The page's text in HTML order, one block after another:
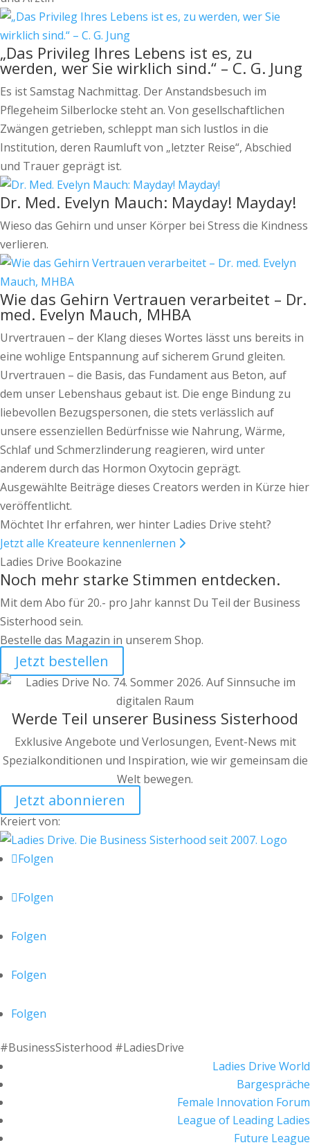
„Das Privileg Ihres Lebens ist es, zu
werden, wer Sie wirklich sind.“ – C. G. Jung
Es ist Samstag Nachmittag. Der Anstandsbesuch im
Pflegeheim Silberlocke steht an. Von gesellschaftlichen
Zwängen getrieben, schleppt man sich lustlos in die
Institution, deren Raumluft von „letzter Reise“, Abschied
und Trauer geprägt ist.
Dr. Med. Evelyn Mauch: Mayday! Mayday!
Wieso das Gehirn und unser Körper bei Stress die Kindness
verlieren.
Wie das Gehirn Vertrauen verarbeitet – Dr.
med. Evelyn Mauch, MHBA
Urvertrauen – der Klang dieses Wortes lässt uns bereits in
eine wohlige Entspannung auf sicherem Grund gleiten.
Urvertrauen – die Basis, das Fundament aus Beton, auf
dem unser Lebenshaus gebaut ist. Die enge Bindung zu
liebevollen Bezugspersonen, die stets verlässlich auf
unsere essenziellen Bedürfnisse wie Nahrung, Wärme,
Schlaf und Schmerzlinderung reagieren, wird unter
anderem durch das Hormon Oxytocin geprägt.
Ausgewählte Beiträge dieses Creators werden in Kürze hier
veröffentlicht.
Möchtet Ihr erfahren, wer hinter Ladies Drive steht?
Jetzt alle Kreateure kennenlernen
Ladies Drive Bookazine
Noch mehr starke Stimmen entdecken.
Mit dem Abo für 20.- pro Jahr kannst Du Teil der Business
Sisterhood sein.
Bestelle das Magazin in unserem Shop.
Jetzt bestellen
Werde Teil unserer Business Sisterhood
Exklusive Angebote und Verlosungen, Event-News mit
Spezialkonditionen und Inspiration, wie wir gemeinsam die
Welt bewegen.
Jetzt abonnieren
Kreiert von:
Folgen
Folgen
Folgen
Folgen
Folgen
#BusinessSisterhood #LadiesDrive
Ladies Drive World
Bargespräche
Female Innovation Forum
League of Leading Ladies
Future League